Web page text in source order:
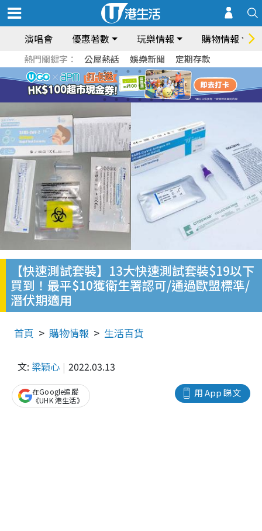
演唱會 優惠著數 玩樂情報 購物情報
熱門關鍵字： 公屋熱話 娛樂新聞 定期存款
【快速測試套裝】13大快速測試套裝$19以下
買到！最平$10獲衛生署認可/通過歐盟標準/
潛伏期適用
首頁 購物情報 生活百貨
文: 梁穎心 2022.03.13
用 App 睇文
在Google追蹤
《UHK 港生活》